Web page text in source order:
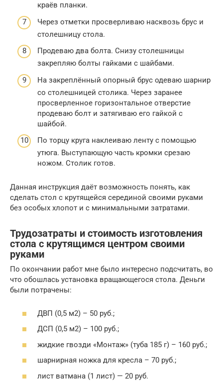
краёв планки.
Через отметки просверливаю насквозь брус и
столешницу стола.
Продеваю два болта. Снизу столешницы
закрепляю болты гайками с шайбами.
На закреплённый опорный брус одеваю шарнир
со столешницей столика. Через заранее
просверленное горизонтальное отверстие
продеваю болт и затягиваю его гайкой с
шайбой.
По торцу круга наклеиваю ленту с помощью
утюга. Выступающую часть кромки срезаю
ножом. Столик готов.
Данная инструкция даёт возможность понять, как
сделать стол с крутящейся серединой своими руками
без особых хлопот и с минимальными затратами.
Трудозатраты и стоимость изготовления
стола с крутящимся центром своими
руками
По окончании работ мне было интересно подсчитать, во
что обошлась установка вращающегося стола. Деньги
были потрачены:
ДВП (0,5 м2) – 50 руб.;
ДСП (0,5 м2) – 100 руб.;
жидкие гвозди «Монтаж» (туба 185 г) – 160 руб.;
шарнирная ножка для кресла – 70 руб.;
лист ватмана (1 лист) — 20 руб.